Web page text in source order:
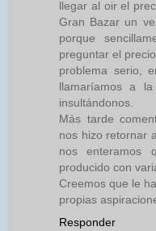
llegar al oir el
Gran Bazar un
porque
preguntar el
problema serio,
llamaríamos a
insultándonos.
Más tarde
nos hizo retornar
nos enteramos
producido con
Creemos que le
propias
Responder